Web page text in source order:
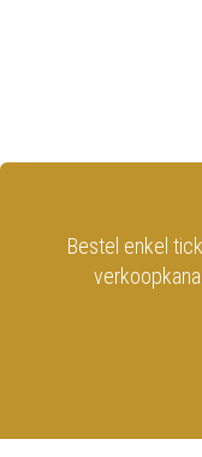
Bestel enkel